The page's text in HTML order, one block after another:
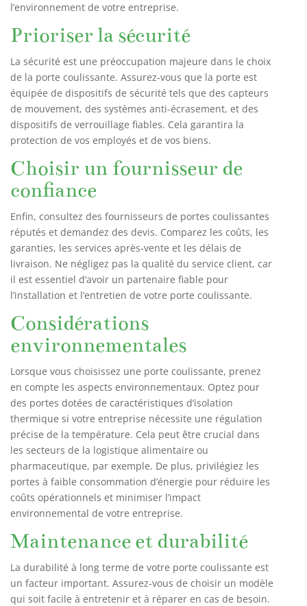
l’environnement de votre entreprise.
Prioriser la sécurité
La sécurité est une préoccupation majeure dans le choix
de la porte coulissante. Assurez-vous que la porte est
équipée de dispositifs de sécurité tels que des capteurs
de mouvement, des systèmes anti-écrasement, et des
dispositifs de verrouillage fiables. Cela garantira la
protection de vos employés et de vos biens.
Choisir un fournisseur de
confiance
Enfin, consultez des fournisseurs de portes coulissantes
réputés et demandez des devis. Comparez les coûts, les
garanties, les services après-vente et les délais de
livraison. Ne négligez pas la qualité du service client, car
il est essentiel d’avoir un partenaire fiable pour
l’installation et l’entretien de votre porte coulissante.
Considérations
environnementales
Lorsque vous choisissez une porte coulissante, prenez
en compte les aspects environnementaux. Optez pour
des portes dotées de caractéristiques d’isolation
thermique si votre entreprise nécessite une régulation
précise de la température. Cela peut être crucial dans
les secteurs de la logistique alimentaire ou
pharmaceutique, par exemple. De plus, privilégiez les
portes à faible consommation d’énergie pour réduire les
coûts opérationnels et minimiser l’impact
environnemental de votre entreprise.
Maintenance et durabilité
La durabilité à long terme de votre porte coulissante est
un facteur important. Assurez-vous de choisir un modèle
qui soit facile à entretenir et à réparer en cas de besoin.